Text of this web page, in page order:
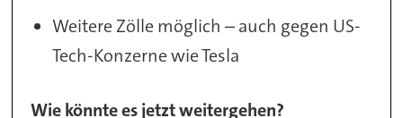
Weitere Zölle möglich – auch gegen US-
Tech-Konzerne wie Tesla
Wie könnte es jetzt weitergehen?